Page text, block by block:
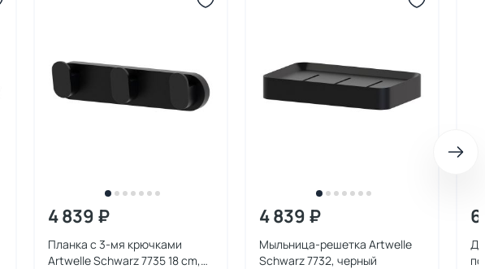
4 839 ₽
Планка с 3-мя крючками
Artwelle Schwarz 7735 18 cm,
4 839 ₽
Мыльница-решетка Artwelle
Schwarz 7732, черный